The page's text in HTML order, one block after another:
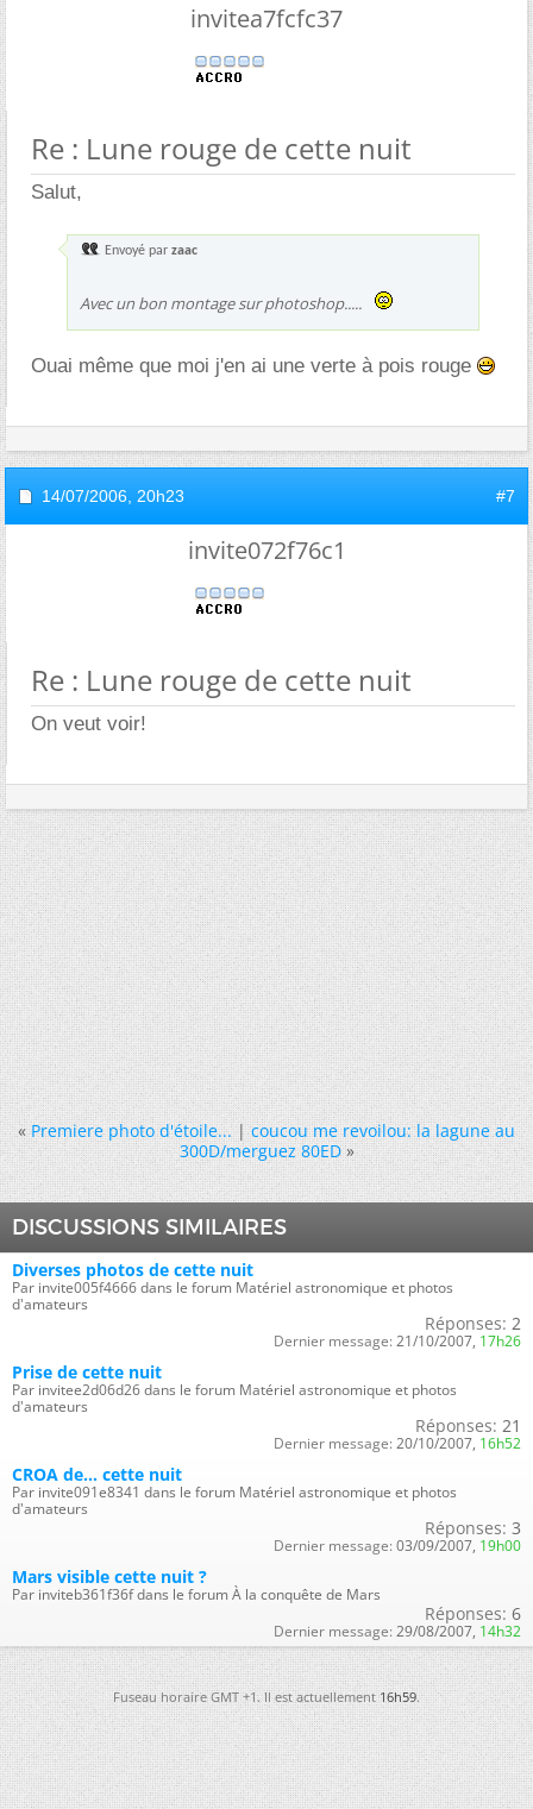
invitea7fcfc37
Re : Lune rouge de cette nuit
Salut,
Envoyé par zaac
Avec un bon montage sur photoshop.....
Ouai même que moi j'en ai une verte à pois rouge
14/07/2006, 20h23 #7
invite072f76c1
Re : Lune rouge de cette nuit
On veut voir!
« Premiere photo d'étoile...|coucou me revoilou: la lagune au
300D/merguez 80ED »
DISCUSSIONS SIMILAIRES
Diverses photos de cette nuit
Par invite005f4666 dans le forum Matériel astronomique et photos
d'amateurs
Réponses: 2
Dernier message: 21/10/2007, 17h26
Prise de cette nuit
Par invitee2d06d26 dans le forum Matériel astronomique et photos
d'amateurs
Réponses: 21
Dernier message: 20/10/2007, 16h52
CROA de... cette nuit
Par invite091e8341 dans le forum Matériel astronomique et photos
d'amateurs
Réponses: 3
Dernier message: 03/09/2007, 19h00
Mars visible cette nuit ?
Par inviteb361f36f dans le forum À la conquête de Mars
Réponses: 6
Dernier message: 29/08/2007, 14h32
Fuseau horaire GMT +1. Il est actuellement16h59.